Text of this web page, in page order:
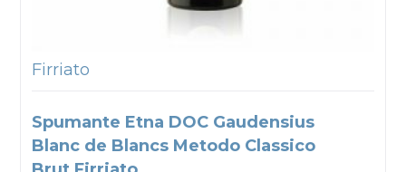
Firriato
Spumante Etna DOC Gaudensius
Blanc de Blancs Metodo Classico